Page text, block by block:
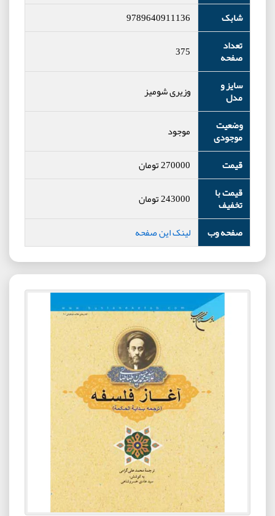
شابک
9789640911136
تعداد
صفحه
375
سایز و
مدل
وزیری شومیز
وضعیت
موجودی
موجود
قیمت
270000تومان
قیمت با
تخفیف 243000تومان
صفحه وب
لینک این صفحه